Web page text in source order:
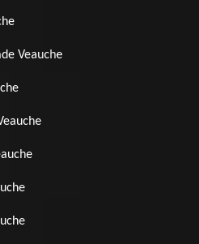
Veauche